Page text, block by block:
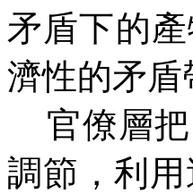
矛盾下的
濟性的矛
官僚層
調節，利